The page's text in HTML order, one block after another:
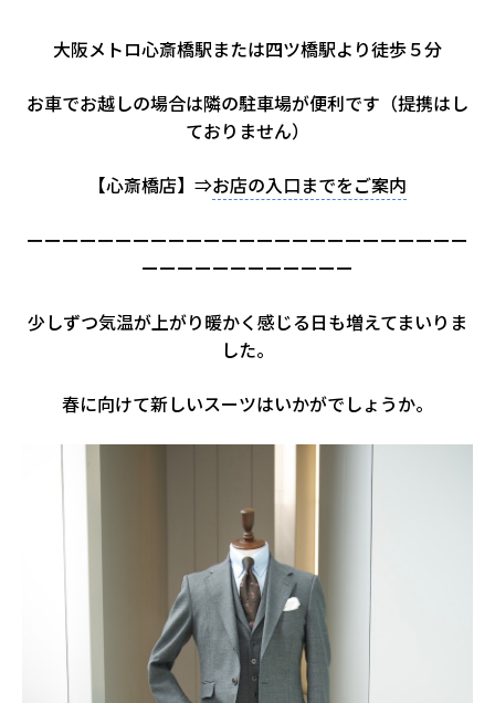
大阪メトロ心斎橋駅または四ツ橋駅より徒歩５分
お車でお越しの場合は隣の駐車場が便利です（提携はし
ておりません）
【心斎橋店】⇒お店の入口までをご案内
ーーーーーーーーーーーーーーーーーーーーーーーーー
ーーーーーーーーーーーー
少しずつ気温が上がり暖かく感じる日も増えてまいりま
した。
春に向けて新しいスーツはいかがでしょうか。